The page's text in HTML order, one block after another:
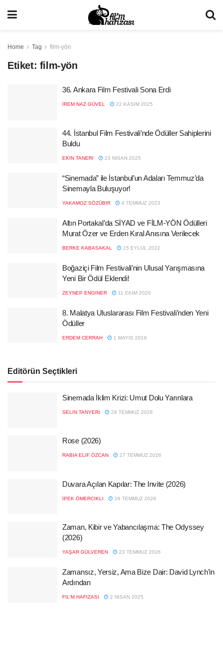
Home Tag film-yön
Etiket: film-yön
36. Ankara Film Festivali Sona Erdi
İREM NAZ GÜVEL 22 KASIM 2025
44. İstanbul Film Festivali’nde Ödüller Sahiplerini
Buldu
EKIN TANERI 23 NISAN 2025
“Sinemada” ile İstanbul’un Adaları Temmuz’da
Sinemayla Buluşuyor!
YAKAMOZ SÖZÜBIR 4 TEMMUZ 2023
Altın Portakal’da SİYAD ve FİLM-YÖN Ödülleri
Murat Özer ve Erden Kıral Anısına Verilecek
BERKE KABASAKAL 15 EYLÜL 2022
Boğaziçi Film Festivali’nin Ulusal Yarışmasına
Yeni Bir Ödül Eklendi!
ZEYNEP ENGINER 11 EKIM 2020
8. Malatya Uluslararası Film Festivali’nden Yeni
Ödüller
ERDEM CERRAH 1 MAYIS 2018
Editörün Seçtikleri
Sinemada İklim Krizi: Umut Dolu Yarınlara
SELIN TANYERI 29 TEMMUZ 2026
Rose (2026)
RABIA ELIF ÖZCAN 27 TEMMUZ 2026
Duvara Açılan Kapılar: The Invite (2026)
İPEK ÖMERCIKLI 26 TEMMUZ 2026
Zaman, Kibir ve Yabancılaşma: The Odyssey
(2026)
YAŞAR GÜLVEREN 23 TEMMUZ 2026
Zamansız, Yersiz, Ama Bize Dair: David Lynch’in
Ardından
FIL'M HAFIZASI 2 NISAN 2025